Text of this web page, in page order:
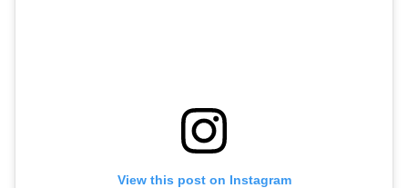
View this post on Instagram